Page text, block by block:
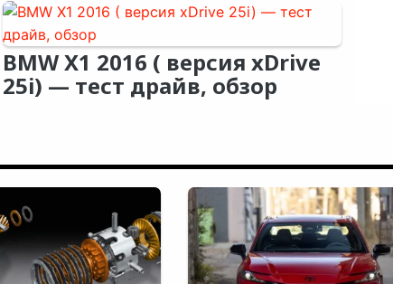
BMW X1 2016 ( версия xDrive
25i) — тест драйв, обзор